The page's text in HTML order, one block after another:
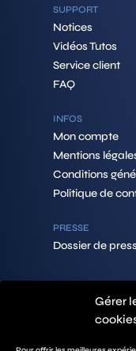
Gérer
SUPPORT
Notices
Vidéos Tutos
Service client
FAQ
INFOS
Mon compte
Mentions
Conditions
Politique de
PRESSE
Dossier de
CONTACTS
PEOPEO SA